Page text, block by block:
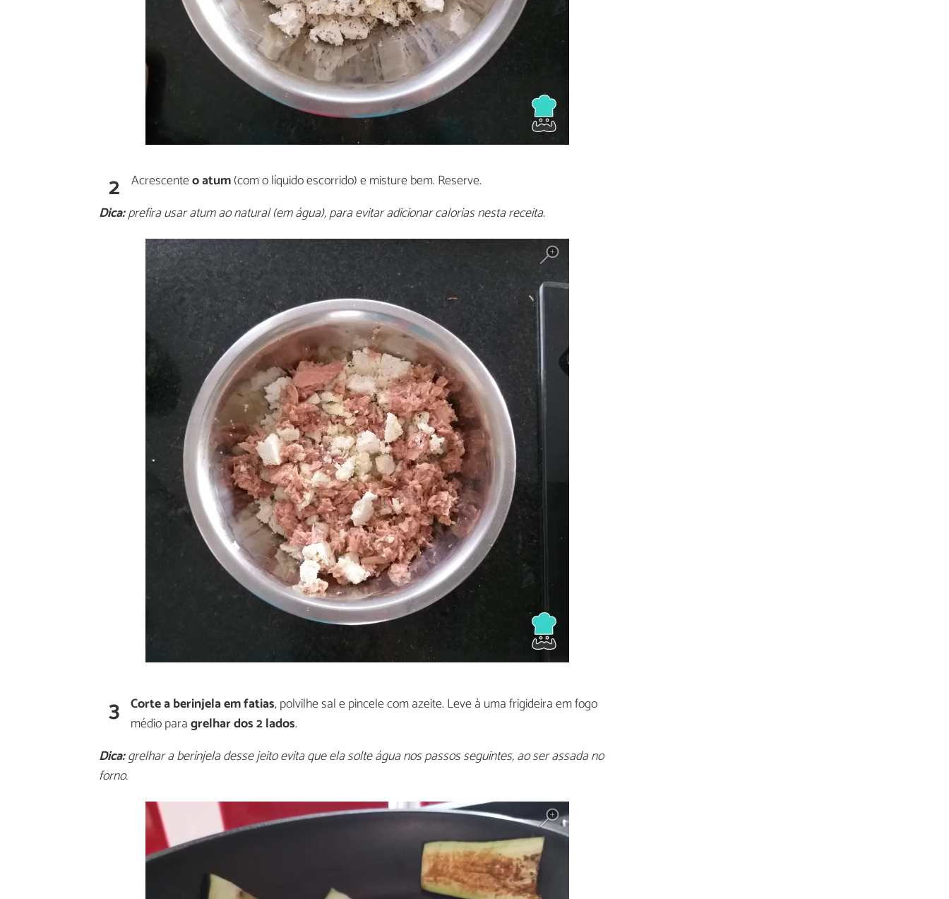
2 Acrescenteo atum(com o líquido escorrido) e misture bem. Reserve.
Dica:prefira usar atum ao natural (em água), para evitar adicionar calorias nesta receita.
3 Corte a berinjela em fatias, polvilhe sal e pincele com azeite. Leve à uma frigideira em fogo
médio paragrelhar dos 2 lados.
Dica:grelhar a berinjela desse jeito evita que ela solte água nos passos seguintes, ao ser assada no
forno.